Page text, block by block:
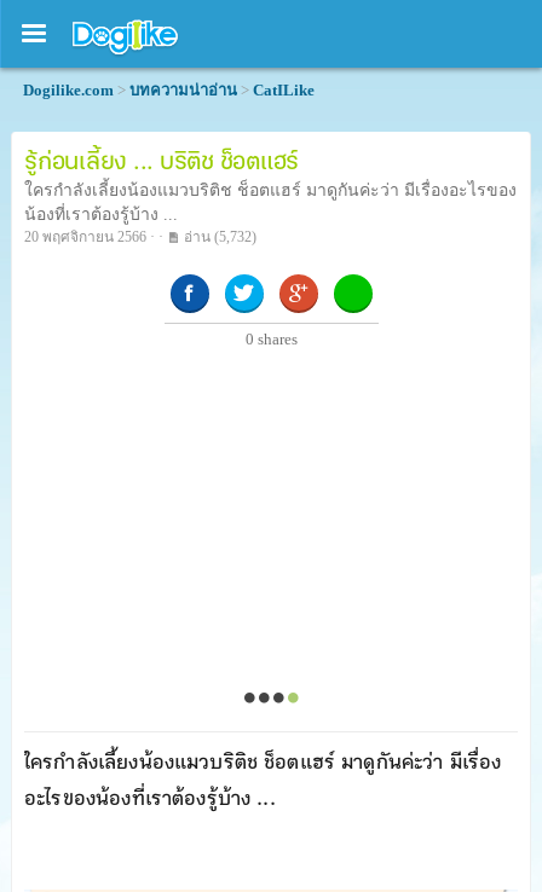
Dogilike.com > บทความน่าอ่าน > CatILike
รู้ก่อนเลี้ยง ... บริติช ช็อตแฮร์
ใครกำลังเลี้ยงน้องแมวบริติช ช็อตแฮร์ มาดูกันค่ะว่า มีเรื่องอะไรของ
น้องที่เราต้องรู้บ้าง ...
20 พฤศจิกายน 2566 · · อ่าน (5,732)
0 shares
ใครกำลังเลี้ยงน้องแมวบริติช ช็อตแฮร์ มาดูกันค่ะว่า มีเรื่อง
อะไรของน้องที่เราต้องรู้บ้าง ...